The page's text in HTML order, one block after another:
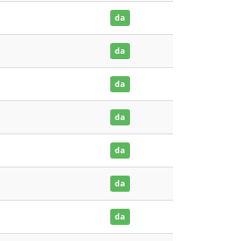
da
da
da
da
da
da
da